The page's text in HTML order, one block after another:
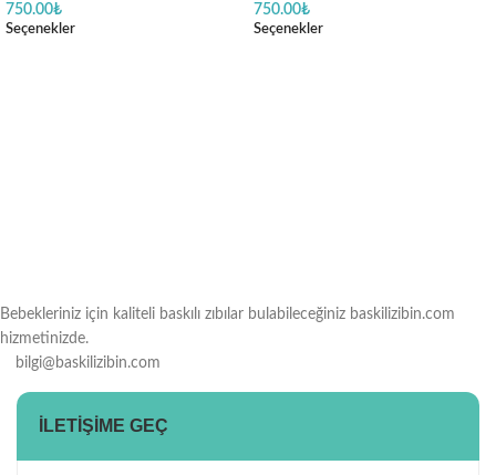
750.00₺
Seçenekler
750.00₺
Seçenekler
Bebekleriniz için kaliteli baskılı zıbılar bulabileceğiniz baskilizibin.com
hizmetinizde.
bilgi@baskilizibin.com
İLETIŞIME GEÇ